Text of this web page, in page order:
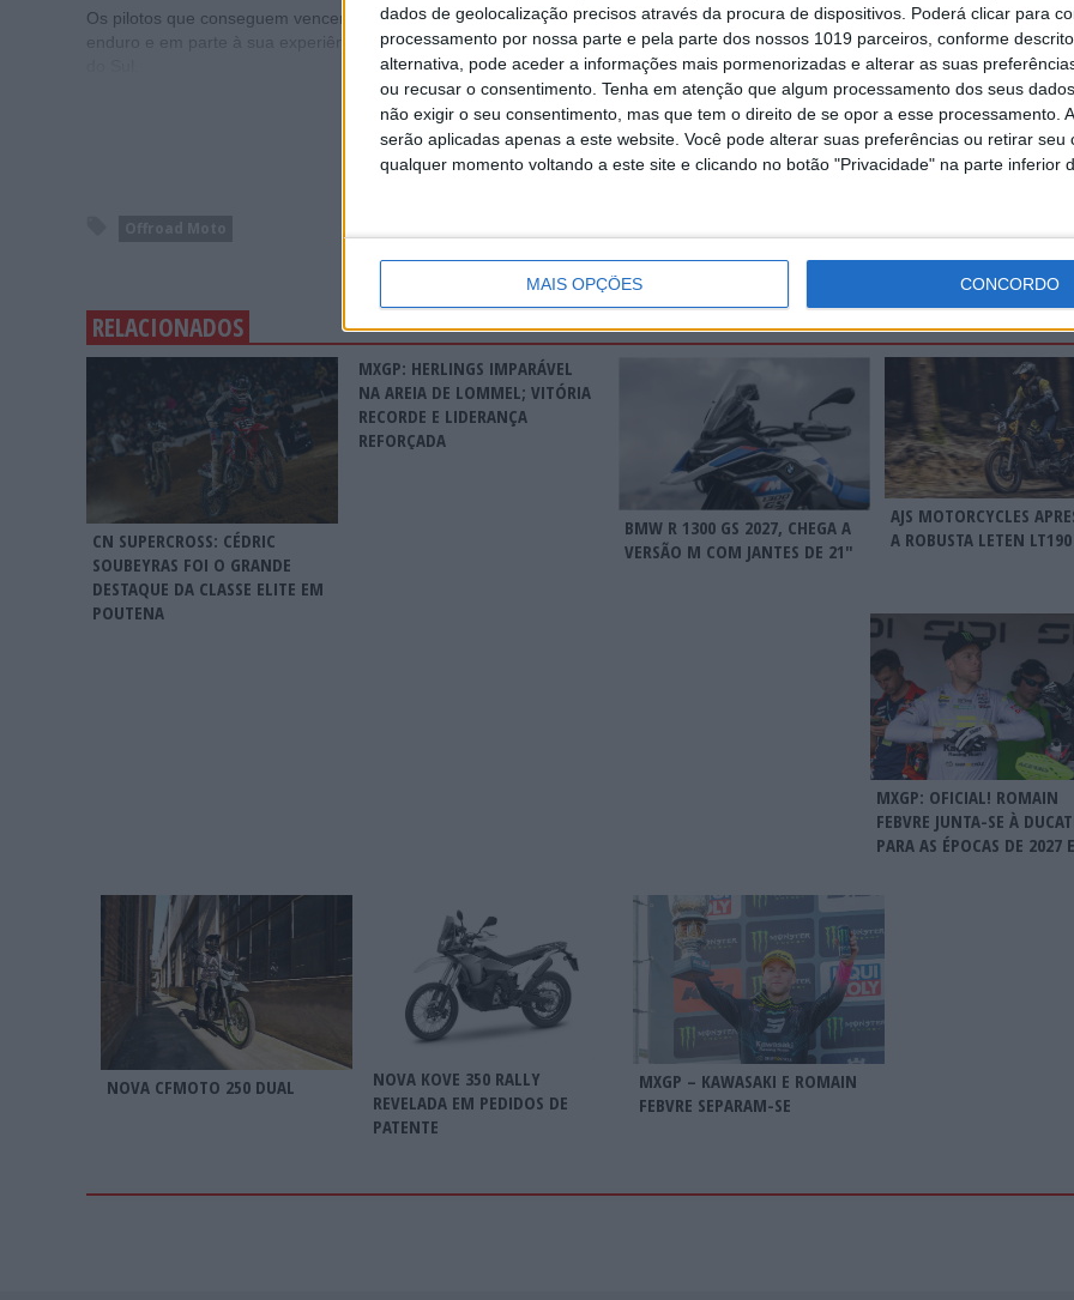
dados de geolocalização precisos através da procura de dispositivos. Poderá clicar para
processamento por nossa parte e pela parte dos nossos 1019 parceiros, conforme
alternativa, pode aceder a informações mais pormenorizadas e alterar as suas
ou recusar o consentimento. Tenha em atenção que algum processamento dos seus
não exigir o seu consentimento, mas que tem o direito de se opor a esse processamento.
serão aplicadas apenas a este website. Você pode alterar suas preferências ou retirar seu
qualquer momento voltando a este site e clicando no botão "Privacidade" na parte inferior
MAIS OPÇÕES CONCORDO
Os pilotos que conseguem vencer uma etapa a partir da frente são raros, mas acreditamos que isso se deve em parte à sua
enduro e em parte à sua experiência no Outback com uma moto de motocross que Daniel Sanders está a liderar esta semana
Continuar a ler
RELACIONADOS
CN SUPERCROSS: CÉDRIC
SOUBEYRAS FOI O GRANDE
DESTAQUE DA CLASSE ELITE EM
POUTENA
MXGP: HERLINGS IMPARÁVEL
NA AREIA DE LOMMEL; VITÓRIA
RECORDE E LIDERANÇA
REFORÇADA
BMW R 1300 GS 2027, CHEGA A
VERSÃO M COM JANTES DE 21″
AJS MOTORCYCLES
A ROBUSTA LETEN LT190
MXGP: OFICIAL! ROMAIN
FEBVRE JUNTA-SE À
PARA AS ÉPOCAS DE 2027
NOVA CFMOTO 250 DUAL
NOVA KOVE 350 RALLY
REVELADA EM PEDIDOS DE
PATENTE
MXGP – KAWASAKI E ROMAIN
FEBVRE SEPARAM-SE